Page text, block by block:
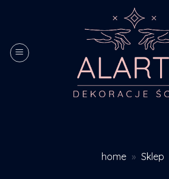
home » Sklep